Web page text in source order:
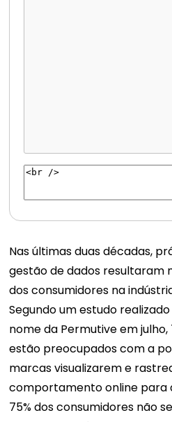
Nas últimas duas décadas,
gestão de dados resultaram
dos consumidores na
Segundo um estudo
nome da Permutive em
estão preocupados com a
marcas visualizarem e
comportamento online para
75% dos consumidores não